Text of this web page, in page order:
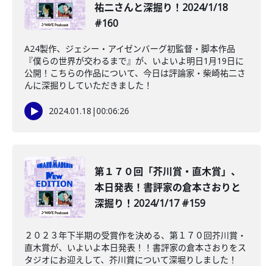
祐二さんと深掘り！2024/1/18
#160
A24製作、ジェシー・アイゼンバーグ初監督・脚本作品
『僕らの世界が交わるまで』が、いよいよ明日1月19日に
公開！こちらの作品について、今日は評論家・柴崎祐二さ
んに深掘りしていただきました！
2024.01.18 |00:06:26
第１７０回「芥川賞・直木賞」、
本日発表！書評家の倉本さおりと
深掘り！2024/1/17 #159
２０２３年下半期の受賞作を決める、第１７０回芥川賞・
直木賞が、いよいよ本日発表！！書評家の倉本さおりをス
タジオにお迎えして、芥川賞について深堀りしました！